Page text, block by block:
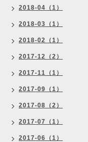
2018-04（1）
2018-03（1）
2018-02（1）
2017-12（2）
2017-11（1）
2017-09（1）
2017-08（2）
2017-07（1）
2017-06（1）